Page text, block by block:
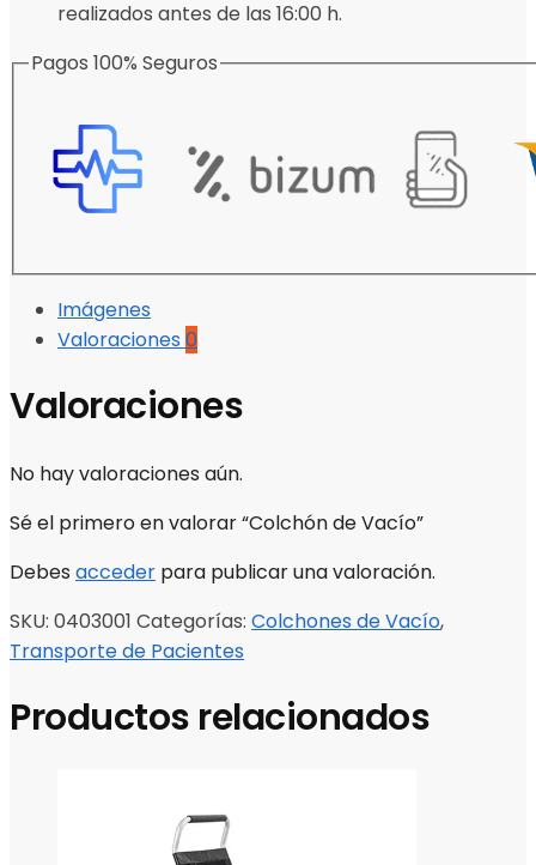
realizados antes de las 16:00 h.
Pagos 100% Seguros
Imágenes
Valoraciones 0
Valoraciones
No hay valoraciones aún.
Sé el primero en valorar “Colchón de Vacío”
Debes acceder para publicar una valoración.
SKU: 0403001 Categorías: Colchones de Vacío,
Transporte de Pacientes
Productos relacionados